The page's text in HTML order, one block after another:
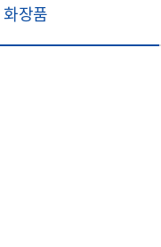
화장품